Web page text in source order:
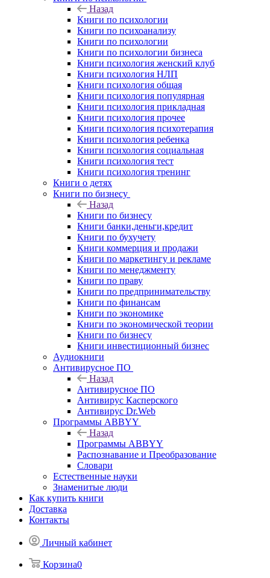
Назад
Книги по психологии
Книги по психоанализу
Книги по психологии
Книги по психологии бизнеса
Книги психология женский клуб
Книги психология НЛП
Книги психология общая
Книги психология популярная
Книги психология прикладная
Книги психология прочее
Книги психология психотерапия
Книги психология ребенка
Книги психология социальная
Книги психология тест
Книги психология тренинг
Книги о детях
Книги по бизнесу
Назад
Книги по бизнесу
Книги банки,деньги,кредит
Книги по бухучету
Книги коммерция и продажи
Книги по маркетингу и рекламе
Книги по менеджменту
Книги по праву
Книги по предпринимательству
Книги по финансам
Книги по экономике
Книги по экономической теории
Книги по бизнесу
Книги инвестиционный бизнес
Аудиокниги
Антивирусное ПО
Назад
Антивирусное ПО
Антивирус Касперского
Антивирус Dr.Web
Программы ABBYY
Назад
Программы ABBYY
Распознавание и Преобразование
Словари
Естественные науки
Знаменитые люди
Как купить книги
Доставка
Контакты
Личный кабинет
Корзина0